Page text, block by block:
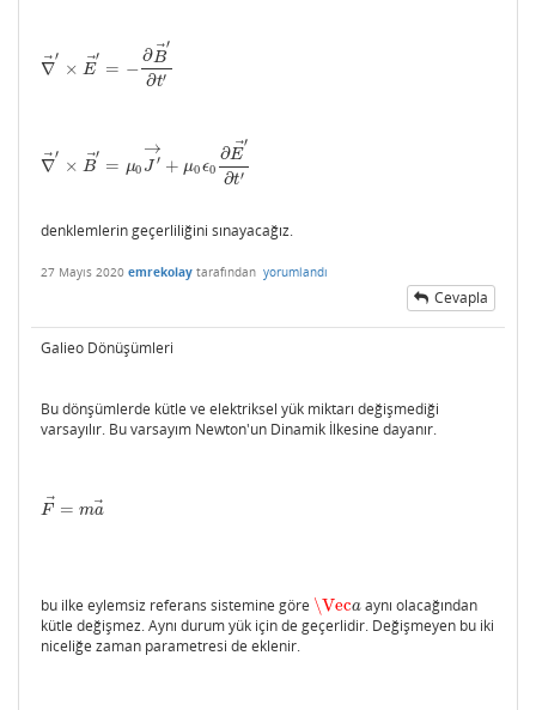
∇⃗′
× E⃗′
= −
∂B⃗′
∂t′
∇→ ′× E→ =− ∂B→′∂t′
∇⃗′
× B⃗′
= μ0 J ′
→
+ μ0ϵ0
∂E⃗′
∂t′
∇ →′× B→ ′=μ0J′→+ μ0 ϵ0∂E→′∂t′
denklemlerin geçerliliğini sınayacağız.
27 Mayıs 2020 emrekolay tarafından yorumlandı
Cevapla
Galieo Dönüşümleri
Bu dönşümlerde kütle ve elektriksel yük miktarı değişmediği
varsayılır. Bu varsayım Newton'un Dinamik İlkesine dayanır.
F⃗ = ma⃗
F→=ma→
bu ilke eylemsiz referans sistemine göre \Veca
\Veca
aynı olacağından
kütle değişmez. Aynı durum yük için de geçerlidir. Değişmeyen bu iki
niceliğe zaman parametresi de eklenir.